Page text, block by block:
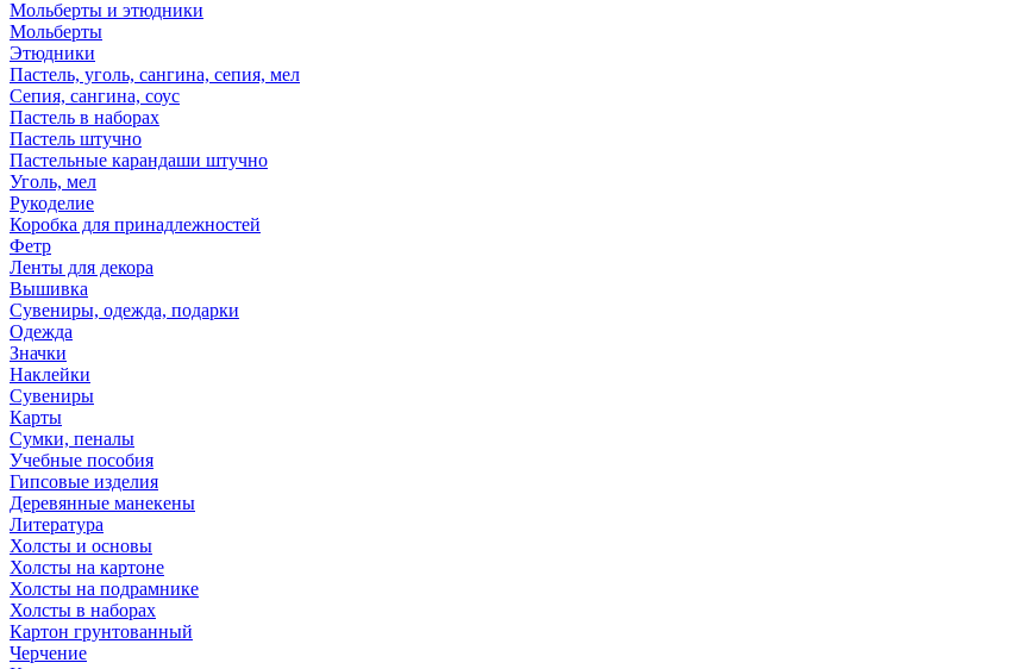
Мольберты и этюдники
Мольберты
Этюдники
Пастель, уголь, сангина, сепия, мел
Сепия, сангина, соус
Пастель в наборах
Пастель штучно
Пастельные карандаши штучно
Уголь, мел
Рукоделие
Коробка для принадлежностей
Фетр
Ленты для декора
Вышивка
Сувениры, одежда, подарки
Одежда
Значки
Наклейки
Сувениры
Карты
Сумки, пеналы
Учебные пособия
Гипсовые изделия
Деревянные манекены
Литература
Холсты и основы
Холсты на картоне
Холсты на подрамнике
Холсты в наборах
Картон грунтованный
Черчение